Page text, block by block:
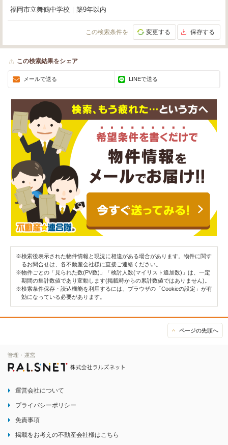
福岡市立舞鶴中学校 築9年以内
この検索条件を 変更する 保存する
この検索結果をシェア
メールで送る LINEで送る
※検索後表示された物件情報と現況に相違がある場合があります。物件に関す
るお問合せは、各不動産会社様に直接ご連絡ください。
※物件ごとの「見られた数(PV数)」「検討人数(マイリスト追加数)」は、一定
期間の集計数値であり変動します(掲載時からの累計数値ではありません)。
※検索条件保存・読込機能を利用するには、ブラウザの「Cookieの設定」が有
効になっている必要があります。
ページの先頭へ
運営会社について
プライバシーポリシー
免責事項
掲載をお考えの不動産会社様はこちら